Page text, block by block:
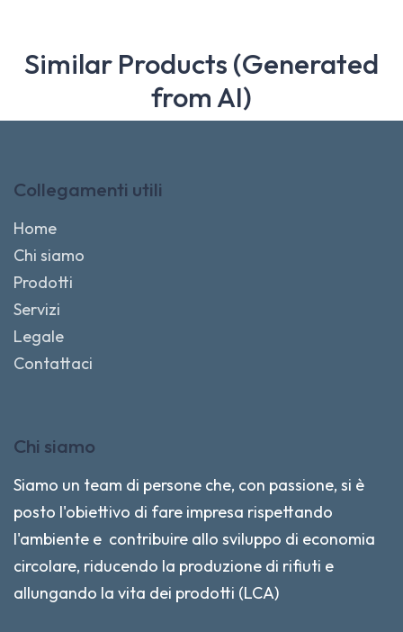
Similar Products (Generated
from AI)
Collegamenti utili
Home
Chi siamo
Prodotti
Servizi
Legale
Contattaci
Chi siamo
Siamo un team di persone che, con passione, si è
posto l'obiettivo di fare impresa rispettando
l'ambiente e contribuire allo sviluppo di economia
circolare, riducendo la produzione di rifiuti e
allungando la vita dei prodotti (LCA)